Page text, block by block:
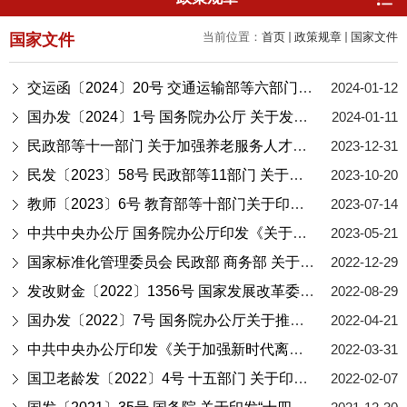
当前位置： 首页 政策规章 国家文件
国家文件
交运函〔2024〕20号 交通运输部等六部门 关于进一步加强适老化无障碍出行服务工作的通知
2024-01-12
国办发〔2024〕1号 国务院办公厅 关于发展银发经济增进老年人福祉的意见
2024-01-11
民政部等十一部门 关于加强养老服务人才队伍建设的意见
2023-12-31
民发〔2023〕58号 民政部等11部门 关于印发《积极发展老年助餐服务行动方案》的通知
2023-10-20
教师〔2023〕6号 教育部等十部门关于印发《国家银龄教师行动计划》的通知
2023-07-14
中共中央办公厅 国务院办公厅印发《关于推进基本养老服务体系建设的意见》
2023-05-21
国家标准化管理委员会 民政部 商务部 关于印发《养老和家政服务标准化专项行动方案》的通知
2022-12-29
发改财金〔2022〕1356号 国家发展改革委等部门印发《养老托育服务业纾困扶持若干政策措施》的通知
2022-08-29
国办发〔2022〕7号 国务院办公厅关于推动个人养老金发展的意见
2022-04-21
中共中央办公厅印发《关于加强新时代离退休干部党的建设工作的意见》的通知（中办发〔2022〕31号）
2022-03-31
国卫老龄发〔2022〕4号 十五部门 关于印发“十四五”健康老龄化规划的通知
2022-02-07